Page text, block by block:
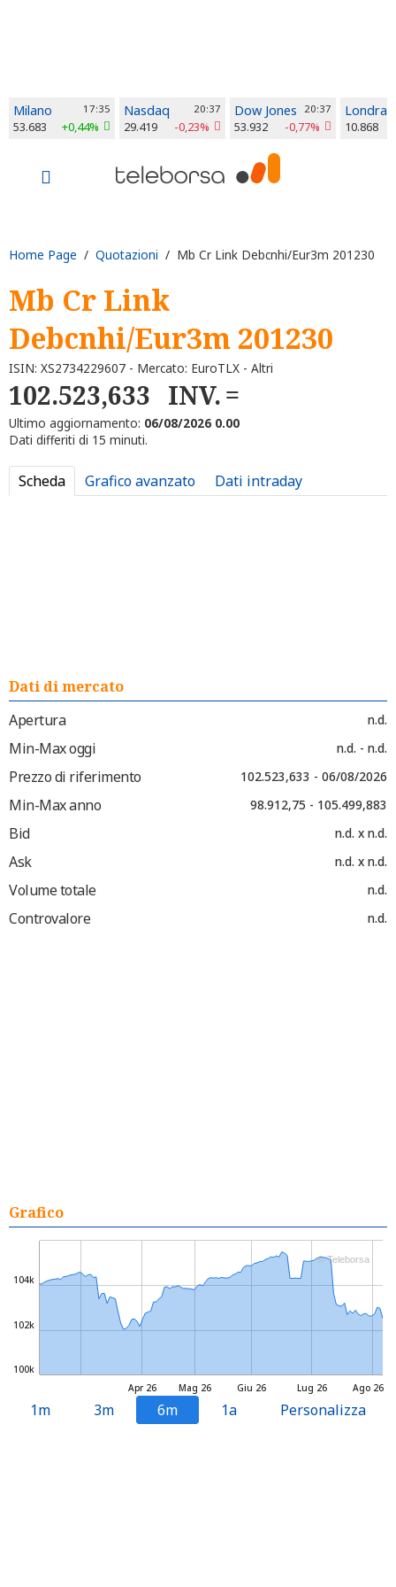
Milano 17:35
53.683 +0,44%
Nasdaq 20:37
29.419 -0,23%
Dow Jones 20:37
53.932 -0,77%
Londra
10.868
Home Page / Quotazioni / Mb Cr Link Debcnhi/Eur3m 201230
Mb Cr Link
Debcnhi/Eur3m 201230
ISIN: XS2734229607 - Mercato: EuroTLX - Altri
102.523,633 INV.
Ultimo aggiornamento: 06/08/2026 0.00
Dati differiti di 15 minuti.
Scheda Grafico avanzato Dati intraday
Dati di mercato
Apertura
n.d.
Min-Max oggi n.d. - n.d.
Prezzo di riferimento 102.523,633 - 06/08/2026
Min-Max anno 98.912,75 - 105.499,883
Bid n.d. x n.d.
Ask n.d. x n.d.
Volume totale n.d.
Controvalore n.d.
Grafico
Mag 26 Lug 26
Apr 26 Giu 26 Ago 26
100k
102k
104k
© Teleborsa
1m 3m 6m 1a Personalizza